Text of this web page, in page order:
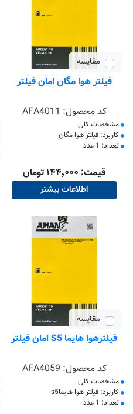
مقایسه
فیلتر هوا مگان امان فیلتر
کد محصول: AFA4011
مشخصات کلی
کاربرد: فیلتر هوا مگان
تعداد: 1 عدد
قیمت: ۱۴۴٬۰۰۰ تومان
اطلاعات بیشتر
مقایسه
فیلترهوا هایما S5 امان فیلتر
کد محصول: AFA4059
مشخصات کلی
کاربرد: فیلتر هوا هایماs5
تعداد: 1 عدد